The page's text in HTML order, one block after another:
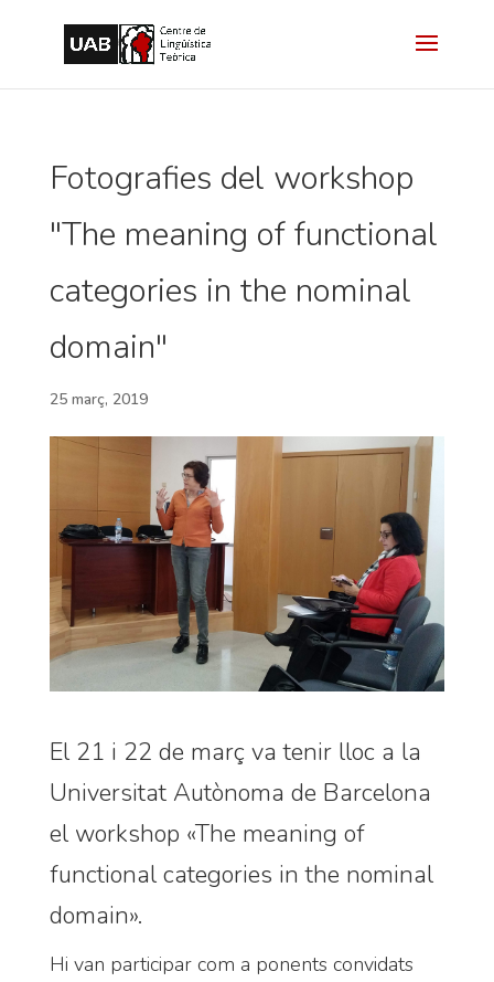
Fotografies del workshop
"The meaning of functional
categories in the nominal
domain"
25 març, 2019
El 21 i 22 de març va tenir lloc a la
Universitat Autònoma de Barcelona
el workshop «The meaning of
functional categories in the nominal
domain».
Hi van participar com a ponents convidats